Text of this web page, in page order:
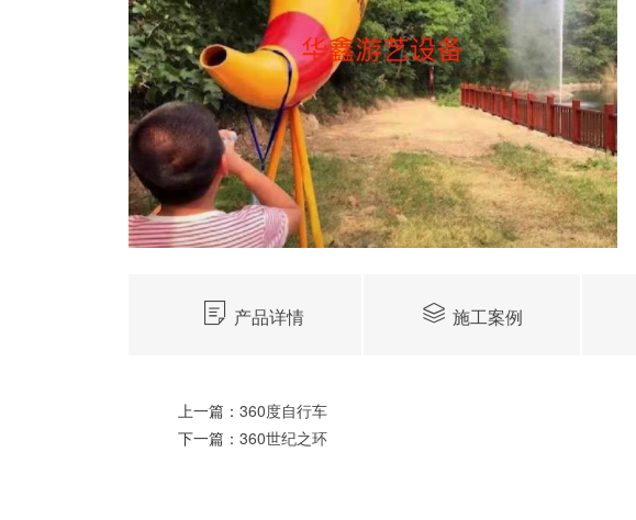
产品详情 施工案例
上一篇： 360度自行车
下一篇： 360世纪之环